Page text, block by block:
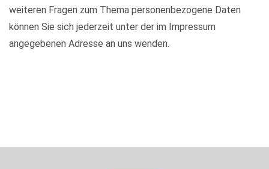
weiteren Fragen zum Thema personenbezogene Daten
können Sie sich jederzeit unter der im Impressum
angegebenen Adresse an uns wenden.